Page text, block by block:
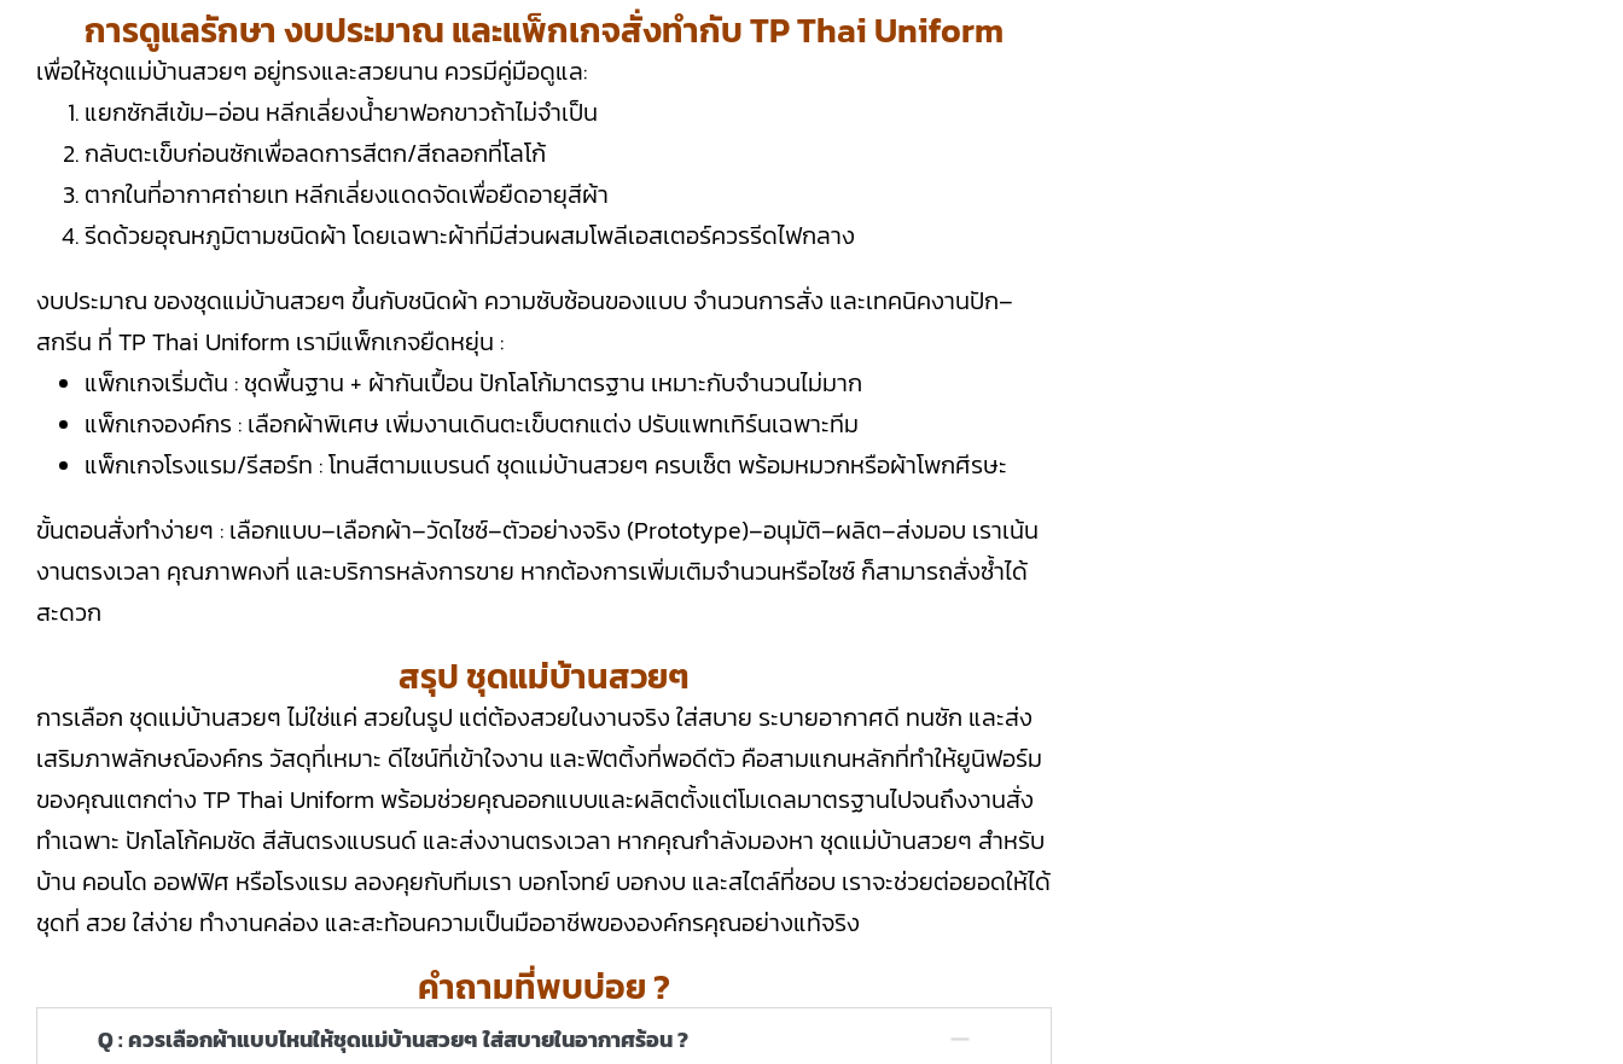
การดูแลรักษา งบประมาณ และแพ็กเกจสั่งทำกับ TP Thai Uniform
เพื่อให้ชุดแม่บ้านสวยๆ อยู่ทรงและสวยนาน ควรมีคู่มือดูแล:
แยกซักสีเข้ม–อ่อน หลีกเลี่ยงน้ำยาฟอกขาวถ้าไม่จำเป็น
กลับตะเข็บก่อนซักเพื่อลดการสีตก/สีถลอกที่โลโก้
ตากในที่อากาศถ่ายเท หลีกเลี่ยงแดดจัดเพื่อยืดอายุสีผ้า
รีดด้วยอุณหภูมิตามชนิดผ้า โดยเฉพาะผ้าที่มีส่วนผสมโพลีเอสเตอร์ควรรีดไฟกลาง
งบประมาณ ของชุดแม่บ้านสวยๆ ขึ้นกับชนิดผ้า ความซับซ้อนของแบบ จำนวนการสั่ง และเทคนิคงานปัก–
สกรีน ที่ TP Thai Uniform เรามีแพ็กเกจยืดหยุ่น :
แพ็กเกจเริ่มต้น : ชุดพื้นฐาน + ผ้ากันเปื้อน ปักโลโก้มาตรฐาน เหมาะกับจำนวนไม่มาก
แพ็กเกจองค์กร : เลือกผ้าพิเศษ เพิ่มงานเดินตะเข็บตกแต่ง ปรับแพทเทิร์นเฉพาะทีม
แพ็กเกจโรงแรม/รีสอร์ท : โทนสีตามแบรนด์ ชุดแม่บ้านสวยๆ ครบเซ็ต พร้อมหมวกหรือผ้าโพกศีรษะ
ขั้นตอนสั่งทำง่ายๆ : เลือกแบบ–เลือกผ้า–วัดไซซ์–ตัวอย่างจริง (Prototype)–อนุมัติ–ผลิต–ส่งมอบ เราเน้น
งานตรงเวลา คุณภาพคงที่ และบริการหลังการขาย หากต้องการเพิ่มเติมจำนวนหรือไซซ์ ก็สามารถสั่งซ้ำได้
สะดวก
สรุป ชุดแม่บ้านสวยๆ
การเลือก ชุดแม่บ้านสวยๆ ไม่ใช่แค่ สวยในรูป แต่ต้องสวยในงานจริง ใส่สบาย ระบายอากาศดี ทนซัก และส่ง
เสริมภาพลักษณ์องค์กร วัสดุที่เหมาะ ดีไซน์ที่เข้าใจงาน และฟิตติ้งที่พอดีตัว คือสามแกนหลักที่ทำให้ยูนิฟอร์ม
ของคุณแตกต่าง TP Thai Uniform พร้อมช่วยคุณออกแบบและผลิตตั้งแต่โมเดลมาตรฐานไปจนถึงงานสั่ง
ทำเฉพาะ ปักโลโก้คมชัด สีสันตรงแบรนด์ และส่งงานตรงเวลา หากคุณกำลังมองหา ชุดแม่บ้านสวยๆ สำหรับ
บ้าน คอนโด ออฟฟิศ หรือโรงแรม ลองคุยกับทีมเรา บอกโจทย์ บอกงบ และสไตล์ที่ชอบ เราจะช่วยต่อยอดให้ได้
ชุดที่ สวย ใส่ง่าย ทำงานคล่อง และสะท้อนความเป็นมืออาชีพขององค์กรคุณอย่างแท้จริง
คำถามที่พบบ่อย ?
Q : ควรเลือกผ้าแบบไหนให้ชุดแม่บ้านสวยๆ ใส่สบายในอากาศร้อน ?